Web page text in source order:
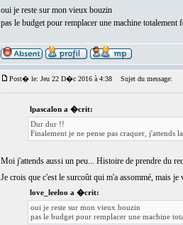
oui je reste sur mon vieux bouzin
pas le budget pour remplacer une machine totalement
Post� le: Jeu 22 D�c 2016 à 4:38 Sujet du message:
lpascalon a �crit:
Dur dur !!
Finalement je ne pense pas craquer, j'attends
Moi j'attends aussi un peu... Histoire de prendre du
Je crois que c'est le surcoût qui m'a assommé, mais
love_leeloo a �crit:
oui je reste sur mon vieux bouzin
pas le budget pour remplacer une machine